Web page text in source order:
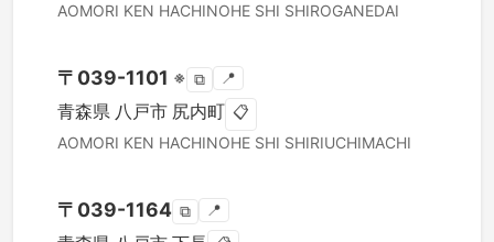
AOMORI KEN HACHINOHE SHI SHIROGANEDAI
〒 039-1101 ※ ⧉ 📍
青森県 八戸市 尻内町 📋
AOMORI KEN HACHINOHE SHI SHIRIUCHIMACHI
〒 039-1164 ⧉ 📍